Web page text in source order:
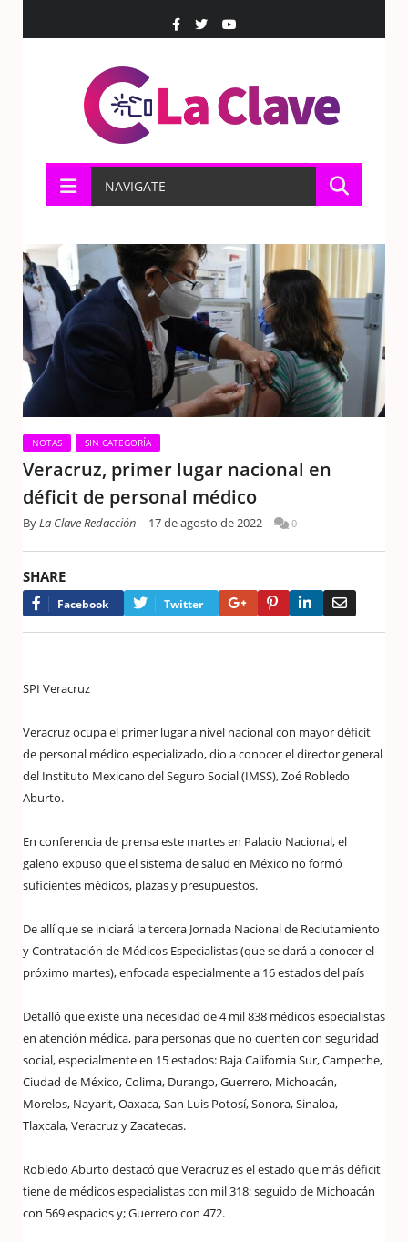
NAVIGATE
NOTAS SIN CATEGORÍA
Veracruz, primer lugar nacional en
déficit de personal médico
ByLa Clave Redacción 17 de agosto de 2022 0
SHARE
Facebook Twitter Google+PinterestLinkedIn
SPI Veracruz
Veracruz ocupa el primer lugar a nivel nacional con mayor déficit
de personal médico especializado, dio a conocer el director general
del Instituto Mexicano del Seguro Social (IMSS), Zoé Robledo
Aburto.
En conferencia de prensa este martes en Palacio Nacional, el
galeno expuso que el sistema de salud en México no formó
suficientes médicos, plazas y presupuestos.
De allí que se iniciará la tercera Jornada Nacional de Reclutamiento
y Contratación de Médicos Especialistas (que se dará a conocer el
próximo martes), enfocada especialmente a 16 estados del país
Detalló que existe una necesidad de 4 mil 838 médicos especialistas
en atención médica, para personas que no cuenten con seguridad
social, especialmente en 15 estados: Baja California Sur, Campeche,
Ciudad de México, Colima, Durango, Guerrero, Michoacán,
Morelos, Nayarit, Oaxaca, San Luis Potosí, Sonora, Sinaloa,
Tlaxcala, Veracruz y Zacatecas.
Robledo Aburto destacó que Veracruz es el estado que más déficit
tiene de médicos especialistas con mil 318; seguido de Michoacán
con 569 espacios y; Guerrero con 472.